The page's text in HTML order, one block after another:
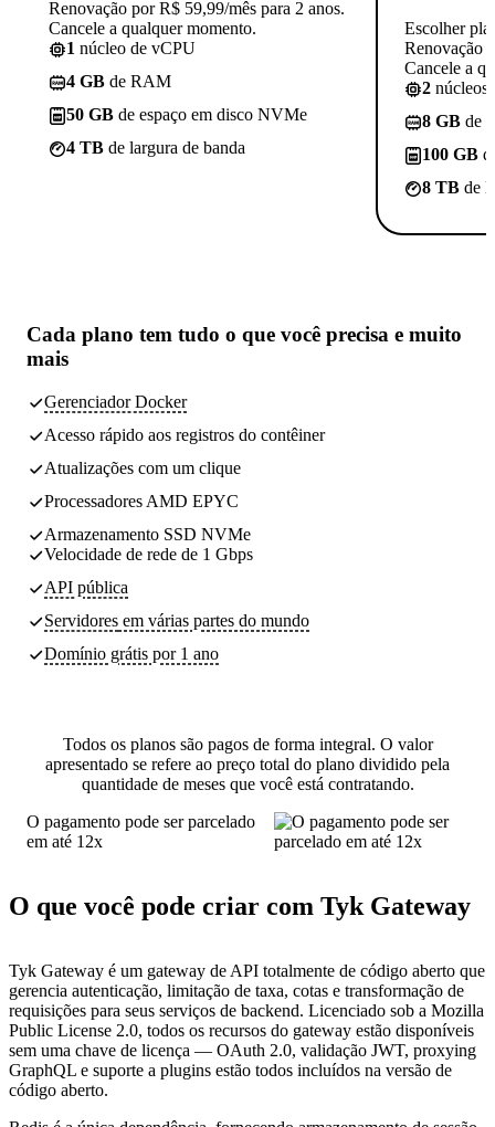
Renovação por R$ 59,99/mês para 2 anos.
Cancele a qualquer momento.
1 núcleo de vCPU
4 GB de RAM
50 GB de espaço em disco NVMe
4 TB de largura de banda
Escolher
Renovação
Cancele a
2 núcleos
8 GB de
100 GB
8 TB de
Cada plano tem tudo o que você precisa e muito
mais
Gerenciador Docker
Acesso rápido aos registros do contêiner
Atualizações com um clique
Processadores AMD EPYC
Armazenamento SSD NVMe
Velocidade de rede de 1 Gbps
API pública
Servidores em várias partes do mundo
Domínio grátis por 1 ano
Todos os planos são pagos de forma integral. O valor
apresentado se refere ao preço total do plano dividido pela
quantidade de meses que você está contratando.
O pagamento pode ser parcelado
em até 12x
O que você pode criar com Tyk Gateway
Tyk Gateway é um gateway de API totalmente de código aberto que
gerencia autenticação, limitação de taxa, cotas e transformação de
requisições para seus serviços de backend. Licenciado sob a Mozilla
Public License 2.0, todos os recursos do gateway estão disponíveis
sem uma chave de licença — OAuth 2.0, validação JWT, proxying
GraphQL e suporte a plugins estão todos incluídos na versão de
código aberto.